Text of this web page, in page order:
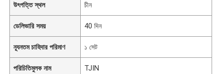
উৎপত্তি স্থল চীন
ডেলিভারি সময় 40 দিন
ন্যূনতম চাহিদার পরিমাণ ১ সেট
পরিচিতিমুলক নাম TJIN